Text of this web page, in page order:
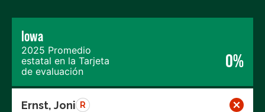
Iowa
2025 Promedio
estatal en la Tarjeta
de evaluación
0%
Ernst, Joni R